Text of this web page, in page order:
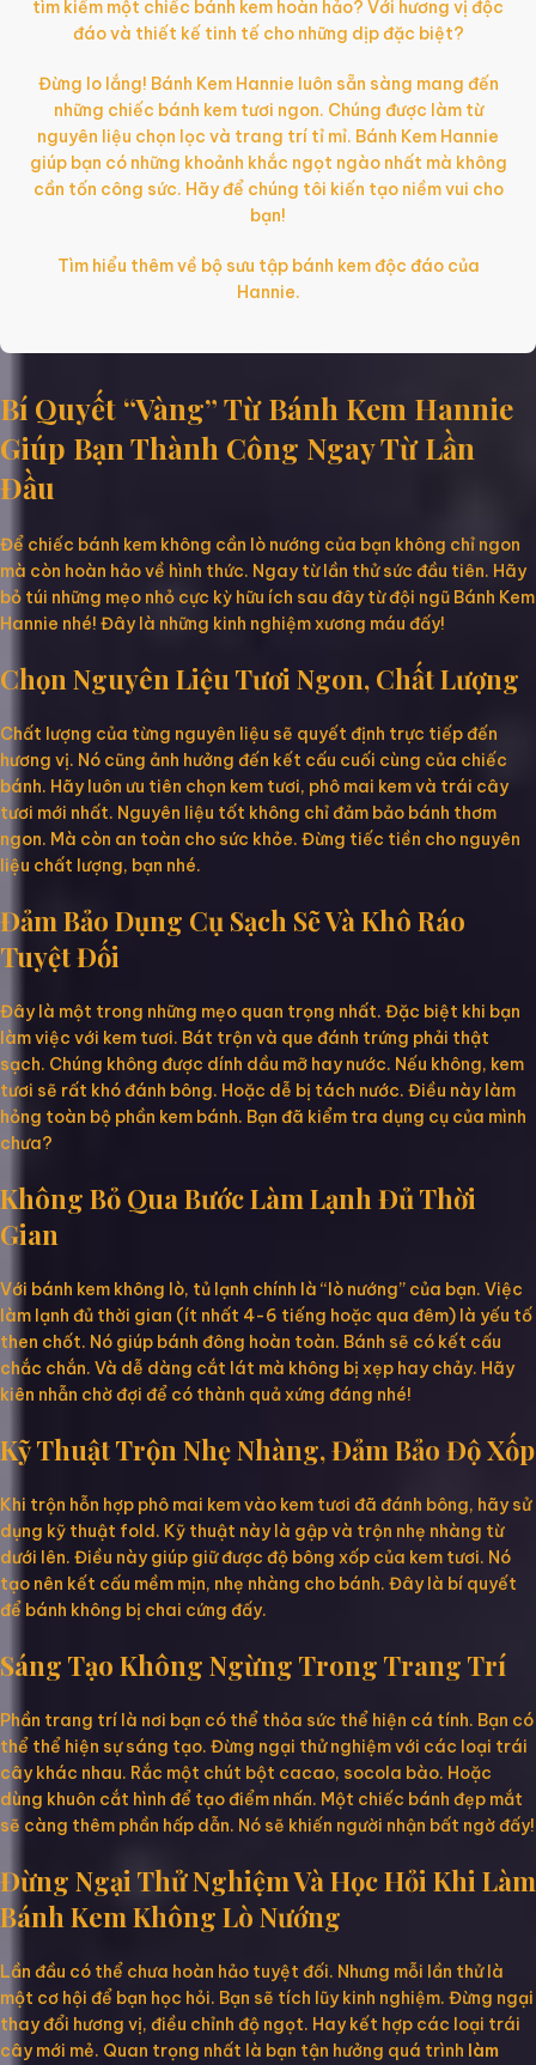
tìm kiếm một chiếc bánh kem hoàn hảo? Với hương vị độc
đáo và thiết kế tinh tế cho những dịp đặc biệt?
Đừng lo lắng! Bánh Kem Hannie luôn sẵn sàng mang đến
những chiếc bánh kem tươi ngon. Chúng được làm từ
nguyên liệu chọn lọc và trang trí tỉ mỉ. Bánh Kem Hannie
giúp bạn có những khoảnh khắc ngọt ngào nhất mà không
cần tốn công sức. Hãy để chúng tôi kiến tạo niềm vui cho
bạn!
Tìm hiểu thêm về bộ sưu tập bánh kem độc đáo của
Hannie.
Bí Quyết “Vàng” Từ Bánh Kem Hannie
Giúp Bạn Thành Công Ngay Từ Lần
Đầu
Để chiếc bánh kem không cần lò nướng của bạn không chỉ ngon
mà còn hoàn hảo về hình thức. Ngay từ lần thử sức đầu tiên. Hãy
bỏ túi những mẹo nhỏ cực kỳ hữu ích sau đây từ đội ngũ Bánh Kem
Hannie nhé! Đây là những kinh nghiệm xương máu đấy!
Chọn Nguyên Liệu Tươi Ngon, Chất Lượng
Chất lượng của từng nguyên liệu sẽ quyết định trực tiếp đến
hương vị. Nó cũng ảnh hưởng đến kết cấu cuối cùng của chiếc
bánh. Hãy luôn ưu tiên chọn kem tươi, phô mai kem và trái cây
tươi mới nhất. Nguyên liệu tốt không chỉ đảm bảo bánh thơm
ngon. Mà còn an toàn cho sức khỏe. Đừng tiếc tiền cho nguyên
liệu chất lượng, bạn nhé.
Đảm Bảo Dụng Cụ Sạch Sẽ Và Khô Ráo
Tuyệt Đối
Đây là một trong những mẹo quan trọng nhất. Đặc biệt khi bạn
làm việc với kem tươi. Bát trộn và que đánh trứng phải thật
sạch. Chúng không được dính dầu mỡ hay nước. Nếu không, kem
tươi sẽ rất khó đánh bông. Hoặc dễ bị tách nước. Điều này làm
hỏng toàn bộ phần kem bánh. Bạn đã kiểm tra dụng cụ của mình
chưa?
Không Bỏ Qua Bước Làm Lạnh Đủ Thời
Gian
Với bánh kem không lò, tủ lạnh chính là “lò nướng” của bạn. Việc
làm lạnh đủ thời gian (ít nhất 4-6 tiếng hoặc qua đêm) là yếu tố
then chốt. Nó giúp bánh đông hoàn toàn. Bánh sẽ có kết cấu
chắc chắn. Và dễ dàng cắt lát mà không bị xẹp hay chảy. Hãy
kiên nhẫn chờ đợi để có thành quả xứng đáng nhé!
Kỹ Thuật Trộn Nhẹ Nhàng, Đảm Bảo Độ Xốp
Khi trộn hỗn hợp phô mai kem vào kem tươi đã đánh bông, hãy sử
dụng kỹ thuật fold. Kỹ thuật này là gập và trộn nhẹ nhàng từ
dưới lên. Điều này giúp giữ được độ bông xốp của kem tươi. Nó
tạo nên kết cấu mềm mịn, nhẹ nhàng cho bánh. Đây là bí quyết
để bánh không bị chai cứng đấy.
Sáng Tạo Không Ngừng Trong Trang Trí
Phần trang trí là nơi bạn có thể thỏa sức thể hiện cá tính. Bạn có
thể thể hiện sự sáng tạo. Đừng ngại thử nghiệm với các loại trái
cây khác nhau. Rắc một chút bột cacao, socola bào. Hoặc
dùng khuôn cắt hình để tạo điểm nhấn. Một chiếc bánh đẹp mắt
sẽ càng thêm phần hấp dẫn. Nó sẽ khiến người nhận bất ngờ đấy!
Đừng Ngại Thử Nghiệm Và Học Hỏi Khi Làm
Bánh Kem Không Lò Nướng
Lần đầu có thể chưa hoàn hảo tuyệt đối. Nhưng mỗi lần thử là
một cơ hội để bạn học hỏi. Bạn sẽ tích lũy kinh nghiệm. Đừng ngại
thay đổi hương vị, điều chỉnh độ ngọt. Hay kết hợp các loại trái
cây mới mẻ. Quan trọng nhất là bạn tận hưởng quá trình làm